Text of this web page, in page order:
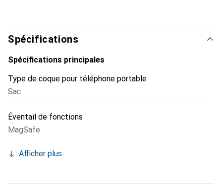
de haute qualité et constitue un choix fiable pour une
clientèle exigeante.
Spécifications
Spécifications principales
Type de coque pour téléphone portable
Sac
Éventail de fonctions
MagSafe
Afficher plus